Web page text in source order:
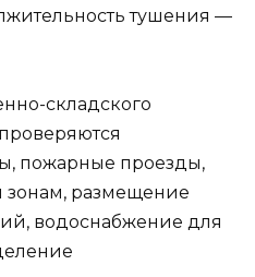
тушения —
складского
пожарные проезды,
зонам, размещение
водоснабжение для